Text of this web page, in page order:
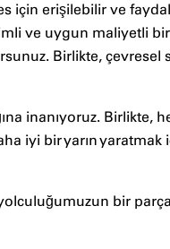
için erişilebilir ve
ve uygun maliyetli
Birlikte,
inanıyoruz.
iyi bir yarın yaratmak
bir